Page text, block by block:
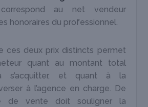
au net vendeur
honoraires du professionnel.
ces deux prix distincts permet
quant au montant total
s’acquitter, et quant à la
à l’agence en charge. De
de vente doit souligner la